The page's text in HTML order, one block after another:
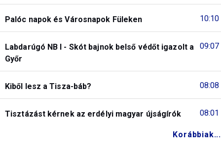
10:10
Palóc napok és Városnapok Füleken
09:07
Labdarúgó NB I - Skót bajnok belső védőt igazolt a
Győr
08:08
Kiből lesz a Tisza-báb?
08:01
Tisztázást kérnek az erdélyi magyar újságírók
Korábbiak...